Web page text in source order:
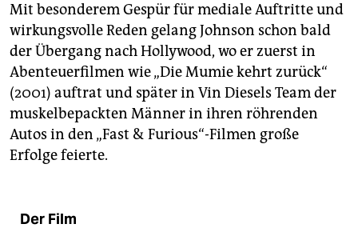
Mit besonderem Gespür für mediale Auftritte und
wirkungsvolle Reden gelang Johnson schon bald
der Übergang nach Hollywood, wo er zuerst in
Abenteuerfilmen wie „Die Mumie kehrt zurück“
(2001) auftrat und später in Vin Diesels Team der
muskelbepackten Männer in ihren röhrenden
Autos in den „Fast & Furious“-Filmen große
Erfolge feierte.
Der Film